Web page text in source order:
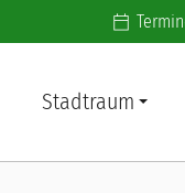
Stadtraum